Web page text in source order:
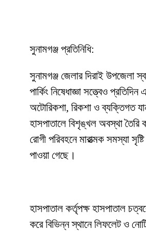
সুনামগঞ্জ প্রতিনিধি:
সুনামগঞ্জ জেলার দিরাই উপজেলা
পার্কিং নিষেধাজ্ঞা সত্ত্বেও
অটোরিকশা, রিকশা ও ব্যক্তিগত
হাসপাতালে বিশৃঙ্খল অবস্থা
রোগী পরিবহনে মারাত্মক সমস্যা
পাওয়া গেছে।
হাসপাতাল কর্তৃপক্ষ হাসপাতাল
করে বিভিন্ন স্থানে লিফলেট ও